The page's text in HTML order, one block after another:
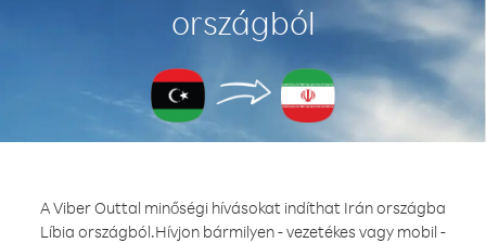
országból
A Viber Outtal minőségi hívásokat indíthat Irán országba
Líbia országból.Hívjon bármilyen - vezetékes vagy mobil -